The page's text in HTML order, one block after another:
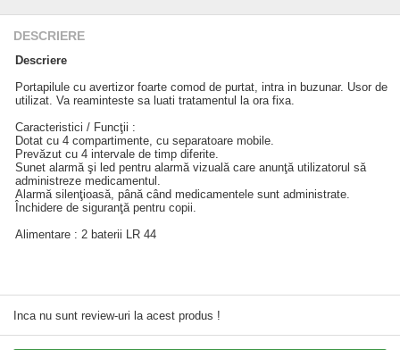
DESCRIERE
Descriere
Portapilule cu avertizor foarte comod de purtat, intra in buzunar. Usor de
utilizat. Va reaminteste sa luati tratamentul la ora fixa.
Caracteristici / Funcţii :
Dotat cu 4 compartimente, cu separatoare mobile.
Prevăzut cu 4 intervale de timp diferite.
Sunet alarmă şi led pentru alarmă vizuală care anunţă utilizatorul să
administreze medicamentul.
Alarmă silenţioasă, până când medicamentele sunt administrate.
Închidere de siguranţă pentru copii.
Alimentare : 2 baterii LR 44
Inca nu sunt review-uri la acest produs !